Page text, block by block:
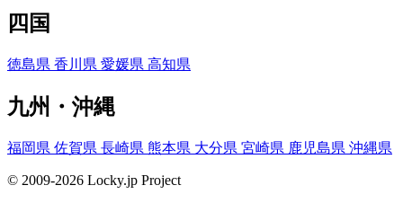
四国
徳島県 香川県 愛媛県 高知県
九州・沖縄
福岡県 佐賀県 長崎県 熊本県 大分県 宮崎県 鹿児島県 沖縄県
© 2009-2026 Locky.jp Project